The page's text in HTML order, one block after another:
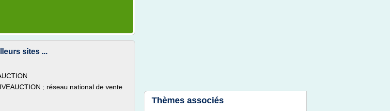
sites ...
; réseau national de vente
Thèmes associés